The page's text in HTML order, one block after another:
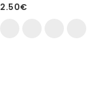
2.50€